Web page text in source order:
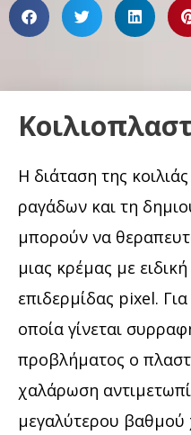
Η διάταση της
ραγάδων και τη
μπορούν να
μιας κρέμας με
επιδερμίδας pixel.
οποία γίνεται
προβλήματος ο
χαλάρωση
μεγαλύτερου βαθμού